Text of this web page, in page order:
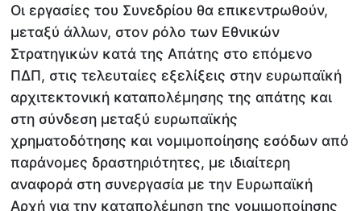
Οι εργασίες του Συνεδρίου θα επικεντρωθούν,
μεταξύ άλλων, στον ρόλο των Εθνικών
Στρατηγικών κατά της Απάτης στο επόμενο
ΠΔΠ, στις τελευταίες εξελίξεις στην ευρωπαϊκή
αρχιτεκτονική καταπολέμησης της απάτης και
στη σύνδεση μεταξύ ευρωπαϊκής
χρηματοδότησης και νομιμοποίησης εσόδων από
παράνομες δραστηριότητες, με ιδιαίτερη
αναφορά στη συνεργασία με την Ευρωπαϊκή
Αρχή για την καταπολέμηση της νομιμοποίησης